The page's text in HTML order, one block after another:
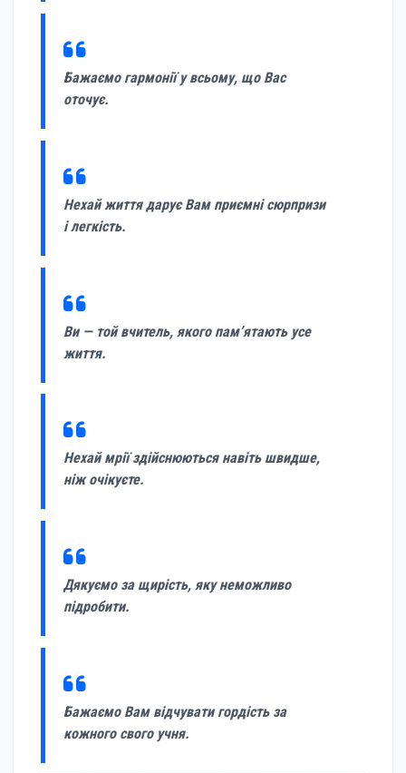
Бажаємо гармонії у всьому, що Вас
оточує.
Нехай життя дарує Вам приємні сюрпризи
і легкість.
Ви — той вчитель, якого пам’ятають усе
життя.
Нехай мрії здійснюються навіть швидше,
ніж очікуєте.
Дякуємо за щирість, яку неможливо
підробити.
Бажаємо Вам відчувати гордість за
кожного свого учня.